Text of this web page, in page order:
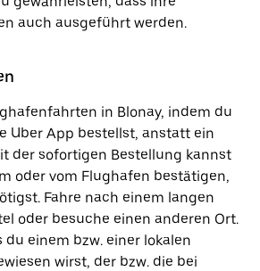
auch ausgeführt werden.
in Blonay, indem du
Uber App bestellst, anstatt ein
der sofortigen Bestellung kannst
oder vom Flughafen bestätigen,
Fahre nach einem langen
oder besuche einen anderen Ort.
du einem bzw. einer lokalen
wirst, der bzw. die bei